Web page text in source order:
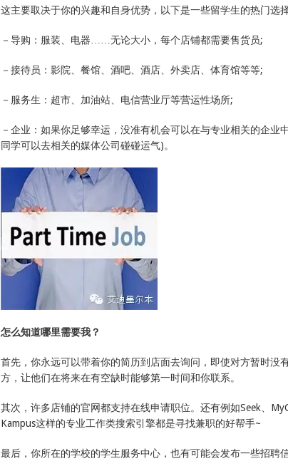
这主要取决于你的兴趣和自身优势，以下是一些留学生的热门选择
－导购：服装、电器……无论大小，每个店铺都需要售货员;
－接待员：影院、餐馆、酒吧、酒店、外卖店、体育馆等等;
－服务生：超市、加油站、电信营业厅等营运性场所;
－企业：如果你足够幸运，没准有机会可以在与专业相关的企业
同学可以去相关的媒体公司碰碰运气)。
怎么知道哪里需要我？
首先，你永远可以带着你的简历到店面去询问，即使对方暂时没
方，让他们在将来在有空缺时能够第一时间和你联系。
其次，许多店铺的官网都支持在线申请职位。还有例如Seek、
Kampus这样的专业工作类搜索引擎都是寻找兼职的好帮手~
最后，你所在的学校的学生服务中心，也有可能会发布一些招聘